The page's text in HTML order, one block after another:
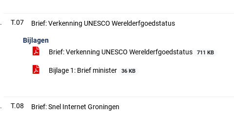
T.07 Brief: Verkenning UNESCO Werelderfgoedstatus
Bijlagen
Brief: Verkenning UNESCO Werelderfgoedstatus
711 KB
Bijlage 1: Brief minister 36 KB
T.08 Brief: Snel Internet Groningen